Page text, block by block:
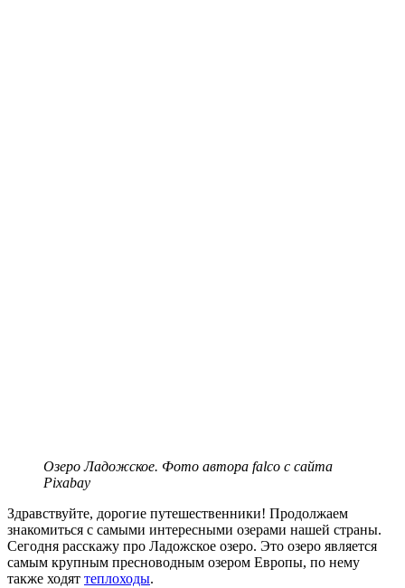
Озеро Ладожское. Фото автора falco с сайта
Pixabay
Здравствуйте, дорогие путешественники! Продолжаем
знакомиться с самыми интересными озерами нашей страны.
Сегодня расскажу про Ладожское озеро. Это озеро является
самым крупным пресноводным озером Европы, по нему
также ходят теплоходы.